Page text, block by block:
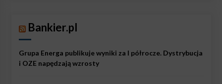
Bankier.pl
Grupa Energa publikuje wyniki za I półrocze. Dystrybucja
i OZE napędzają wzrosty